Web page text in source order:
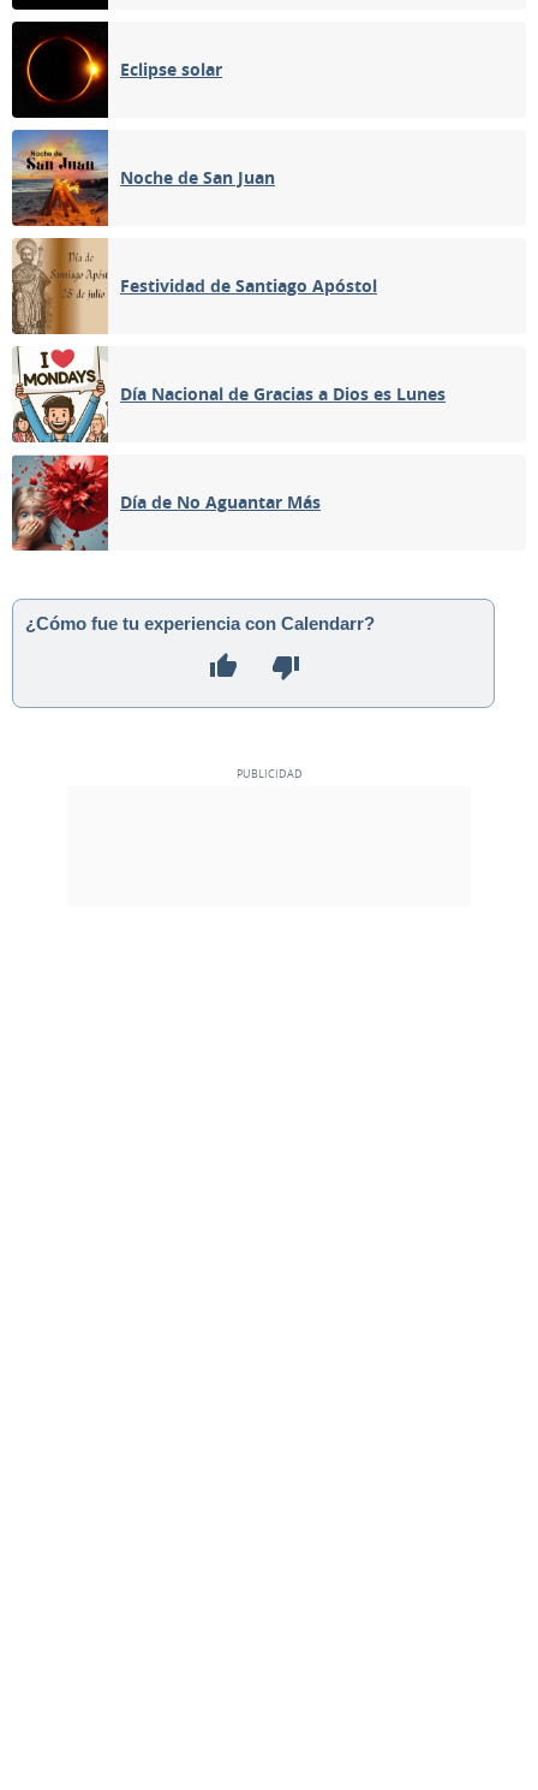
Eclipse solar
Noche de San Juan
Festividad de Santiago Apóstol
Día Nacional de Gracias a Dios es Lunes
Día de No Aguantar Más
¿Cómo fue tu experiencia con Calendarr?